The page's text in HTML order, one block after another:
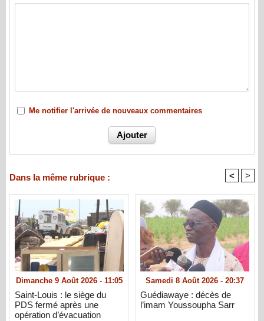
Me notifier l'arrivée de nouveaux commentaires
Dans la même rubrique : < >
Dimanche 9 Août 2026 - 11:05
Saint-Louis : le siège du
PDS fermé après une
opération d’évacuation
Samedi 8 Août 2026 - 20:37
Guédiawaye : décès de
l’imam Youssoupha Sarr